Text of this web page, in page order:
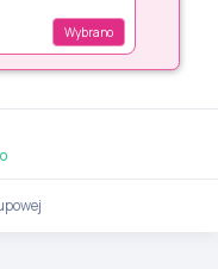
Wybrano